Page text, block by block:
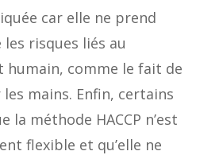
car elle ne prend
risques liés au
comme le fait de
les mains. Enfin, certains
la méthode HACCP n’est
flexible et qu’elle ne